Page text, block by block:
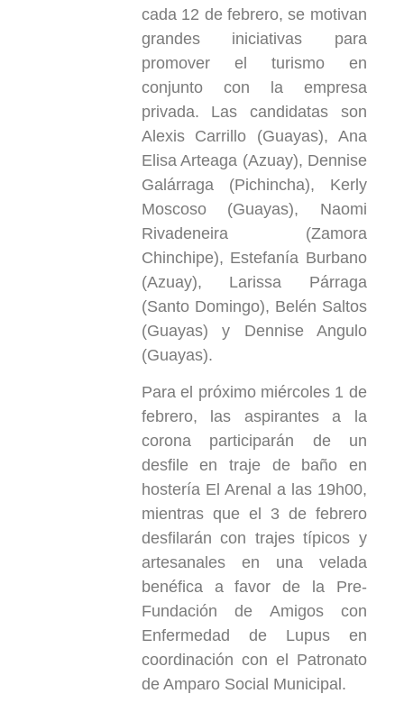
cada 12 de febrero, se motivan
grandes iniciativas para
promover el turismo en
conjunto con la empresa
privada. Las candidatas son
Alexis Carrillo (Guayas), Ana
Elisa Arteaga (Azuay), Dennise
Galárraga (Pichincha), Kerly
Moscoso (Guayas), Naomi
Rivadeneira (Zamora
Chinchipe), Estefanía Burbano
(Azuay), Larissa Párraga
(Santo Domingo), Belén Saltos
(Guayas) y Dennise Angulo
(Guayas).
Para el próximo miércoles 1 de
febrero, las aspirantes a la
corona participarán de un
desfile en traje de baño en
hostería El Arenal a las 19h00,
mientras que el 3 de febrero
desfilarán con trajes típicos y
artesanales en una velada
benéfica a favor de la Pre-
Fundación de Amigos con
Enfermedad de Lupus en
coordinación con el Patronato
de Amparo Social Municipal.